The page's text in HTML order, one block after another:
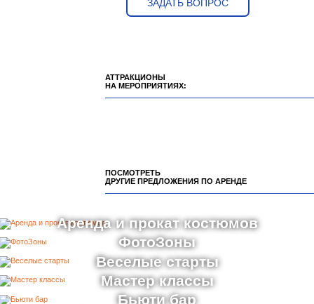
ЗАДАТЬ ВОПРОС
АТТРАКЦИОНЫ
НА МЕРОПРИЯТИЯХ:
ПОСМОТРЕТЬ
ДРУГИЕ ПРЕДЛОЖЕНИЯ ПО АРЕНДЕ
Аренда и прокат костюмов
ФотоЗоны
Веселые старты
Мастер классы
Бьюти бар